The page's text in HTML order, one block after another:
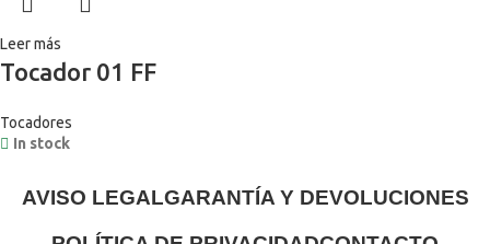
Leer más
Tocador 01 FF
Tocadores
In stock
AVISO LEGALGARANTÍA Y DEVOLUCIONES